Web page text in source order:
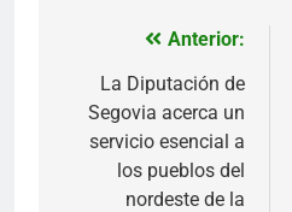
Navegación
entradas
Anterior:
La Diputación de
Segovia acerca un
servicio esencial a
los pueblos del
nordeste de la